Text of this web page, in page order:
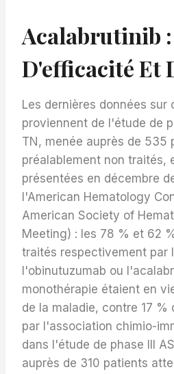
Acalabrutinib
D'efficacité Et
Les dernières données sur
proviennent de l'étude de
TN, menée auprès de 535
préalablement non traités,
présentées en décembre
l'American Hematology
American Society of
Meeting) : les 78 % et 62
traités respectivement par
l'obinutuzumab ou
monothérapie étaient en
de la maladie, contre 17
par l'association chimio-
dans l'étude de phase III
auprès de 310 patients